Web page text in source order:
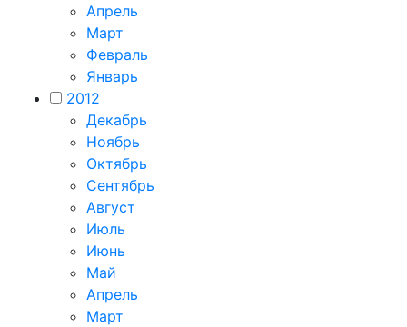
Апрель
Март
Февраль
Январь
2012
Декабрь
Ноябрь
Октябрь
Сентябрь
Август
Июль
Июнь
Май
Апрель
Март